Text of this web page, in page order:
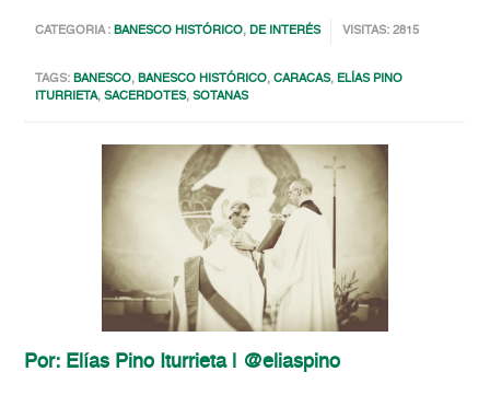
CATEGORIA :BANESCO HISTÓRICO,DE INTERÉS VISITAS: 2815
TAGS:BANESCO,BANESCO HISTÓRICO,CARACAS, ELÍAS PINO
ITURRIETA,SACERDOTES,SOTANAS
Por: Elías Pino Iturrieta | @eliaspino